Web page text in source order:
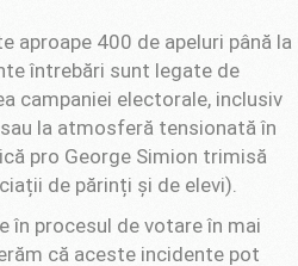
400 de apeluri până la
întrebări sunt legate de
campaniei electorale, inclusiv
la atmosferă tensionată în
pro George Simion trimisă
de părinți și de elevi).
în procesul de votare în mai
că aceste incidente pot